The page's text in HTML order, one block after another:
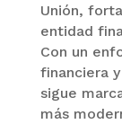
Unión,
entidad
Con un
financiera
sigue
más